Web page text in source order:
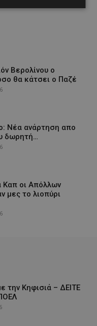
Βερολίνου ο
θα κάτσει ο Παζέ
Νέα ανάρτηση απο
δωρητή…
Καπ oι Απόλλων
μες το λιοπύρι
την Κηφισιά – ΔΕΙΤΕ